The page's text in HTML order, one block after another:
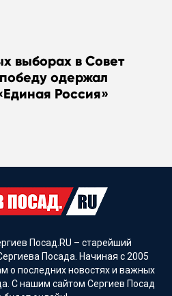
выборах в Совет
одержал
Россия»
Посад.RU – старейший
Посада. Начиная с 2005
о последних новостях и важных
С нашим сайтом Сергиев Посад